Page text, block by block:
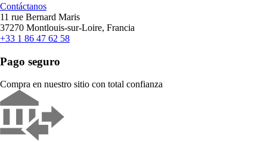
Contáctanos
11 rue Bernard Maris
37270 Montlouis-sur-Loire, Francia
+33 1 86 47 62 58
Pago seguro
Compra en nuestro sitio con total confianza